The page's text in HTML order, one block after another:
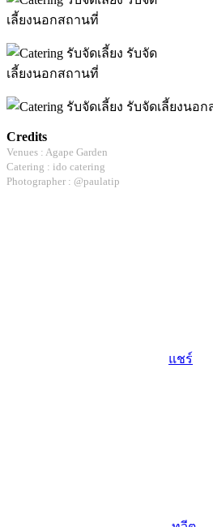
Credits
Venues : Agape Garden
Catering : ido catering
Photographer : @paulatip
แชร์